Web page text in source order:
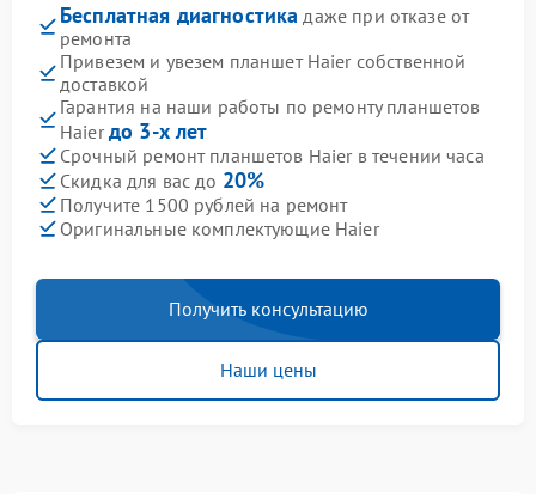
Бесплатная диагностика даже при отказе от
ремонта
Привезем и увезем планшет Haier собственной
доставкой
Гарантия на наши работы по ремонту планшетов
Haierдо 3-х лет
Срочный ремонт планшетов Haier в течении часа
Скидка для вас до 20%
Получите 1500 рублей на ремонт
Оригинальные комплектующие Haier
Получить консультацию
Наши цены